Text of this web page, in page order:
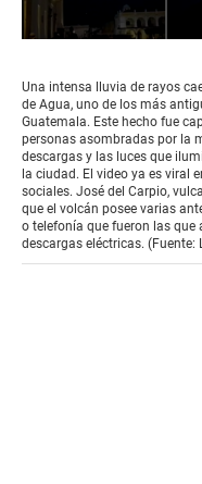
of
1
minute,
37
seconds
Una intensa lluvia de rayos
de Agua, uno de los más
Guatemala. Este hecho fue
personas asombradas por la
descargas y las luces que
la ciudad. El video ya es viral
sociales. José del Carpio,
que el volcán posee varias
o telefonía que fueron las que
descargas eléctricas. (Fuente: